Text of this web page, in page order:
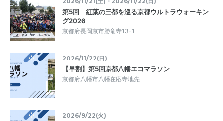
第5回 紅葉の三都を巡る京都ウルトラウォーキン
グ2026
京都府長岡京市勝竜寺13-1
2026/11/22(日)
【早割】第5回京都八幡エコマラソン
京都府八幡市八幡在応寺地先
2026/9/22(火)